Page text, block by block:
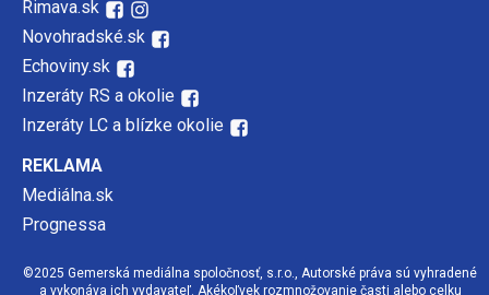
Rimava.sk
Novohradské.sk
Echoviny.sk
Inzeráty RS a okolie
Inzeráty LC a blízke okolie
REKLAMA
Mediálna.sk
Prognessa
©2025 Gemerská mediálna spoločnosť, s.r.o., Autorské práva sú vyhradené
a vykonáva ich vydavateľ. Akékoľvek rozmnožovanie časti alebo celku